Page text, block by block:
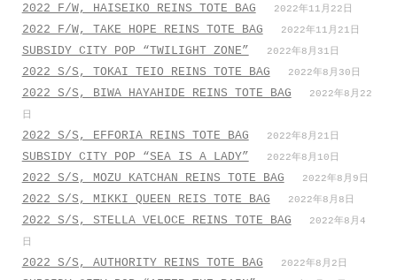
2022 F/W, HAISEIKO REINS TOTE BAG 2022年11月22日
2022 F/W, TAKE HOPE REINS TOTE BAG 2022年11月21日
SUBSIDY CITY POP “TWILIGHT ZONE” 2022年8月31日
2022 S/S, TOKAI TEIO REINS TOTE BAG 2022年8月30日
2022 S/S, BIWA HAYAHIDE REINS TOTE BAG
2022年8月22
日
2022 S/S, EFFORIA REINS TOTE BAG 2022年8月21日
SUBSIDY CITY POP “SEA IS A LADY” 2022年8月10日
2022 S/S, MOZU KATCHAN REINS TOTE BAG 2022年8月9日
2022 S/S, MIKKI QUEEN REIS TOTE BAG 2022年8月8日
2022 S/S, STELLA VELOCE REINS TOTE BAG
2022年8月4
日
2022 S/S, AUTHORITY REINS TOTE BAG 2022年8月2日